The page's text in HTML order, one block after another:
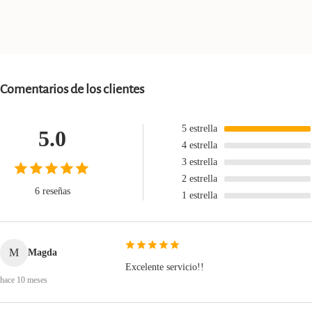
Comentarios de los clientes
5.0
6 reseñas
5 estrella
4 estrella
3 estrella
2 estrella
1 estrella
M Magda
hace 10 meses
Excelente servicio!!